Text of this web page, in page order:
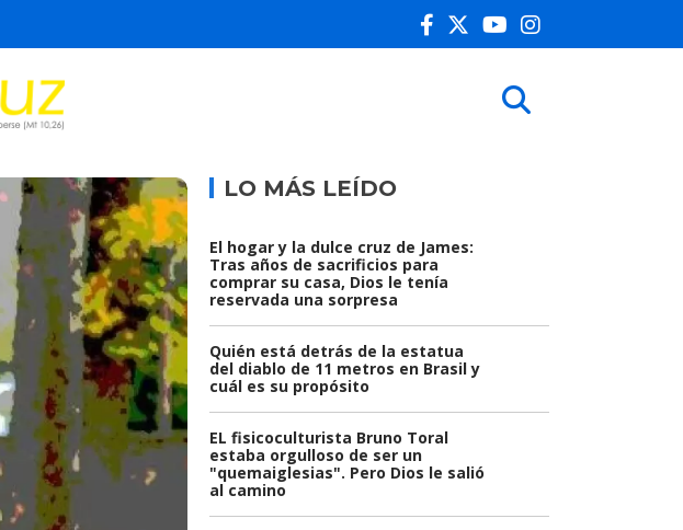
LO MÁS LEÍDO
El hogar y la dulce cruz de James:
Tras años de sacrificios para
comprar su casa, Dios le tenía
reservada una sorpresa
Quién está detrás de la estatua
del diablo de 11 metros en Brasil y
cuál es su propósito
EL fisicoculturista Bruno Toral
estaba orgulloso de ser un
"quemaiglesias". Pero Dios le salió
al camino